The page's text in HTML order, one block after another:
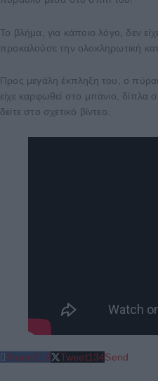
Το βλήμα, για κάποιο λόγο, δεν
προκαλούσε την ολοκληρωτική
Προς μεγάλη έκπληξη του, ο
είχε καρφωθεί στο μπάνιο, δίπλα
δείτε στο σχετικό βίντεο.
Share214 Tweet134Send